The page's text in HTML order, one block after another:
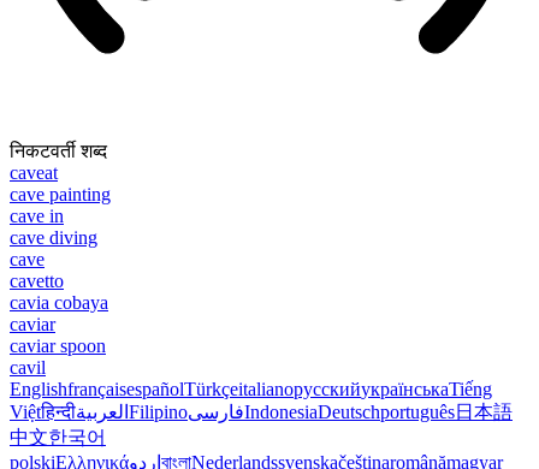
निकटवर्ती शब्द
caveat
cave painting
cave in
cave diving
cave
cavetto
cavia cobaya
caviar
caviar spoon
cavil
EnglishfrançaisespañolTürkçeitalianoрусскийукраїнськаTiếng
Việtहिन्दीالعربية FilipinoفارسیIndonesiaDeutschportuguês日本語
中文한국어
polskiΕλληνικάاردو বাংলাNederlandssvenskačeštinaromânămagyar